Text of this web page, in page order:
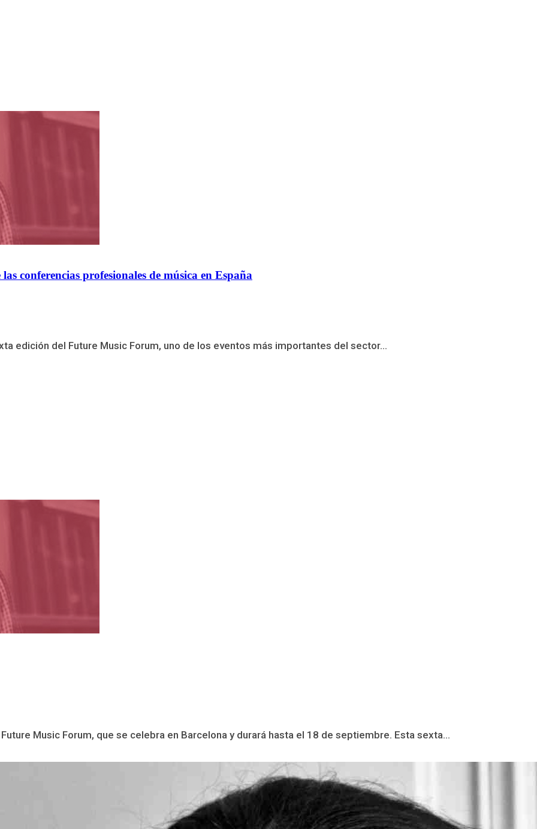
conferencias profesionales de música en España
edición del Future Music Forum, uno de los eventos más importantes del sector...
Music Forum, que se celebra en Barcelona y durará hasta el 18 de septiembre. Esta sexta...